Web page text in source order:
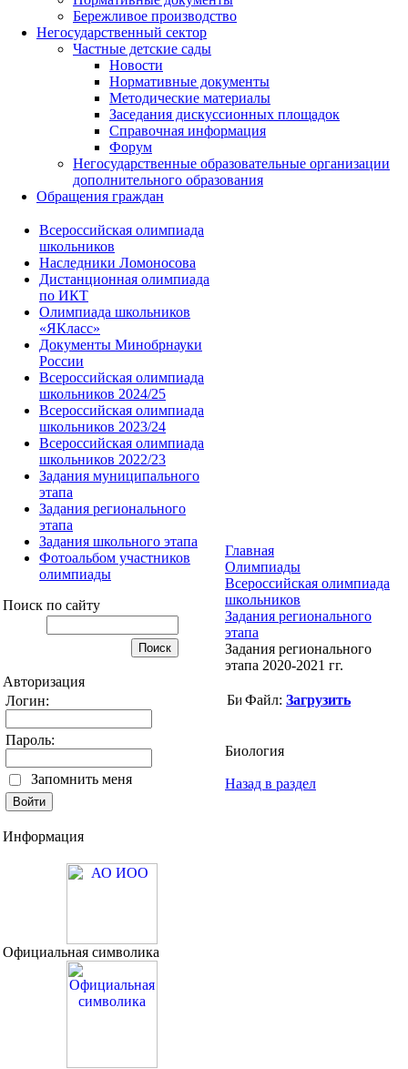
Бережливое производство
Негосударственный сектор
Частные детские сады
Новости
Нормативные документы
Методические материалы
Заседания дискуссионных площадок
Справочная информация
Форум
Негосударственные образовательные организации
дополнительного образования
Обращения граждан
Всероссийская олимпиада
школьников
Наследники Ломоносова
Дистанционная олимпиада
по ИКТ
Олимпиада школьников
«ЯКласс»
Документы Минобрнауки
России
Всероссийская олимпиада
школьников 2024/25
Всероссийская олимпиада
школьников 2023/24
Всероссийская олимпиада
школьников 2022/23
Задания муниципального
этапа
Задания регионального
этапа
Задания школьного этапа
Фотоальбом участников
олимпиады
Поиск по сайту
Авторизация
Логин:
Пароль:
Запомнить меня
Информация
Официальная символика
Главная
Олимпиады
Всероссийская олимпиада
школьников
Задания регионального
этапа
Задания регионального
этапа 2020-2021 гг.
Файл: Загрузить
Биология
Назад в раздел